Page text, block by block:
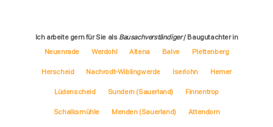
Ich arbeite gern für Sie als Bausachverständiger/ Baugutachter in
Neuenrade
Werdohl Altena Balve Plettenberg
Herscheid Nachrodt-Wiblingwerde Iserlohn Hemer
Lüdenscheid Sundern (Sauerland) Finnentrop
Schalksmühle Menden (Sauerland) Attendorn